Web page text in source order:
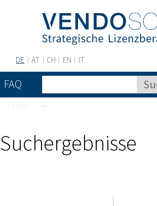
DE AT CH EN IT
FAQ
Suchergebnisse